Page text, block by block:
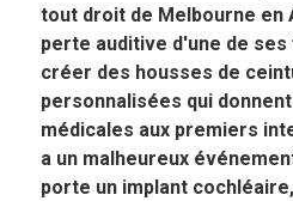
tout droit de Melbourne en
perte auditive d'une de
créer des housses de
personnalisées qui
médicales aux premiers
a un malheureux
porte un implant